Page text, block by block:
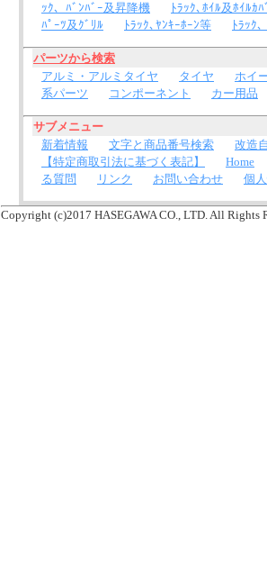
ｯｸ、ﾊﾞﾝﾊﾞｰ及昇降機
ﾄﾗｯｸ､ﾎｲﾙ及ﾎｲﾙｶﾊ
ﾊﾟｰﾂ及ｸﾞﾘﾙ
ﾄﾗｯｸ､ﾔﾝｷｰﾎｰﾝ等 ﾄﾗｯｸ
パーツから検索
アルミ・アルミタイヤ
タイヤ ホイ
系パーツ
コンポーネント カー用品
サブメニュー
新着情報
文字と商品番号検索 改造
【特定商取引法に基づく表記】
Home
る質問
リンク お問い合わせ 個
Copyright (c)2017 HASEGAWA CO., LTD. All Rights